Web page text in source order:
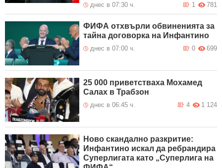
днес в 07:30 ч. 781
1
ФИФА отхвърли обвиненията за
тайна договорка на Инфантино
днес в 07:00 ч. 699
0
25 000 приветстваха Мохамед
Салах в Трабзон
днес в 06:45 ч. 1 124
4
Ново скандално разкритие:
Инфантино искал да ребрандира
Суперлигата като „Суперлига на